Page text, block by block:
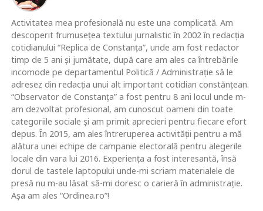
Activitatea mea profesională nu este una complicată. Am
descoperit frumusețea textului jurnalistic în 2002 în redacția
cotidianului “Replica de Constanța”, unde am fost redactor
timp de 5 ani și jumătate, după care am ales ca întrebările
incomode pe departamentul Politică / Administrație să le
adresez din redacția unui alt important cotidian constănțean.
“Observator de Constanța” a fost pentru 8 ani locul unde m-
am dezvoltat profesional, am cunoscut oameni din toate
categoriile sociale și am primit aprecieri pentru fiecare efort
depus. În 2015, am ales întreruperea activității pentru a mă
alătura unei echipe de campanie electorală pentru alegerile
locale din vara lui 2016. Experiența a fost interesantă, însă
dorul de tastele laptopului unde-mi scriam materialele de
presă nu m-au lăsat să-mi doresc o carieră în administrație.
Așa am ales “Ordinea.ro”!